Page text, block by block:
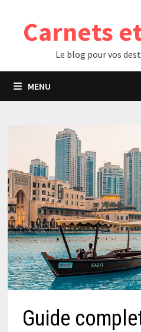
contenuCarnets
Le blog pour vos
MENU
Guide